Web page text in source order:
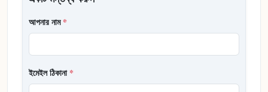
আপনার নাম*
ইমেইল ঠিকানা*